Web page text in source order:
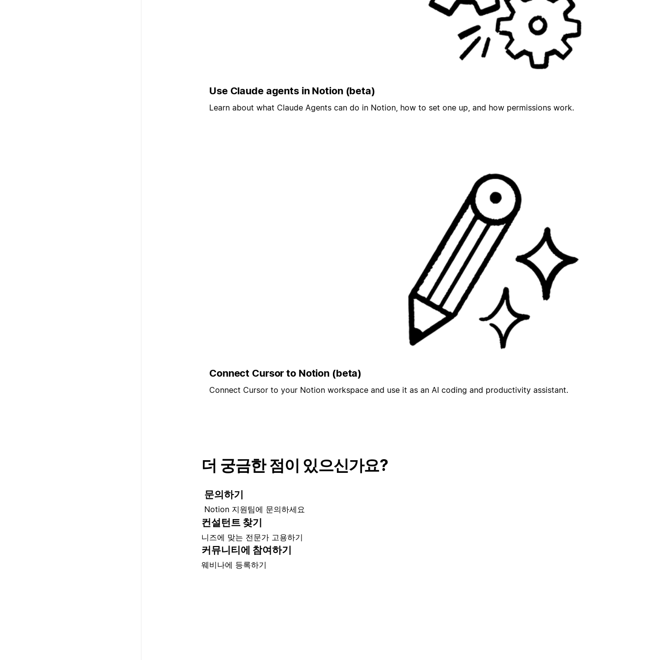
Use Claude agents in Notion (beta)
Learn about what Claude Agents can do in Notion, how to set one up, and how permissions work.
Connect Cursor to Notion (beta)
Connect Cursor to your Notion workspace and use it as an AI coding and productivity assistant.
더 궁금한 점이 있으신가요?
문의하기
Notion 지원팀에 문의하세요
컨설턴트 찾기
니즈에 맞는 전문가 고용하기
커뮤니티에 참여하기
웨비나에 등록하기